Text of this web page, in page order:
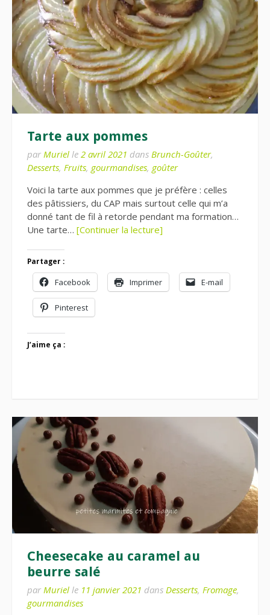
Tarte aux pommes
par Muriel le 2 avril 2021 dans Brunch-Goûter,
Desserts, Fruits, gourmandises, goûter
Voici la tarte aux pommes que je préfère : celles
des pâtissiers, du CAP mais surtout celle qui m’a
donné tant de fil à retorde pendant ma formation…
Une tarte… [Continuer la lecture]
Partager :
Facebook Imprimer E-mail
Pinterest
J’aime ça :
Cheesecake au caramel au
beurre salé
par Muriel le 11 janvier 2021 dans Desserts, Fromage,
gourmandises